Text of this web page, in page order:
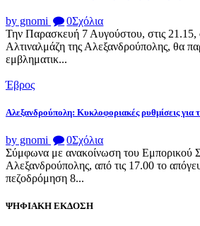
by gnomi 0Σχόλια
Την Παρασκευή 7 Αυγούστου, στις 21.15,
Αλτιναλμάζη της Αλεξανδρούπολης, θα
εμβληματικ...
Έβρος
Αλεξανδρούπολη: Κυκλοφοριακές ρυθμίσεις για
by gnomi 0Σχόλια
Σύμφωνα με ανακοίνωση του Εμπορικού
Αλεξανδρούπολης, από τις 17.00 το
πεζοδρόμηση 8...
ΨΗΦΙΑΚΗ ΕΚΔΟΣΗ